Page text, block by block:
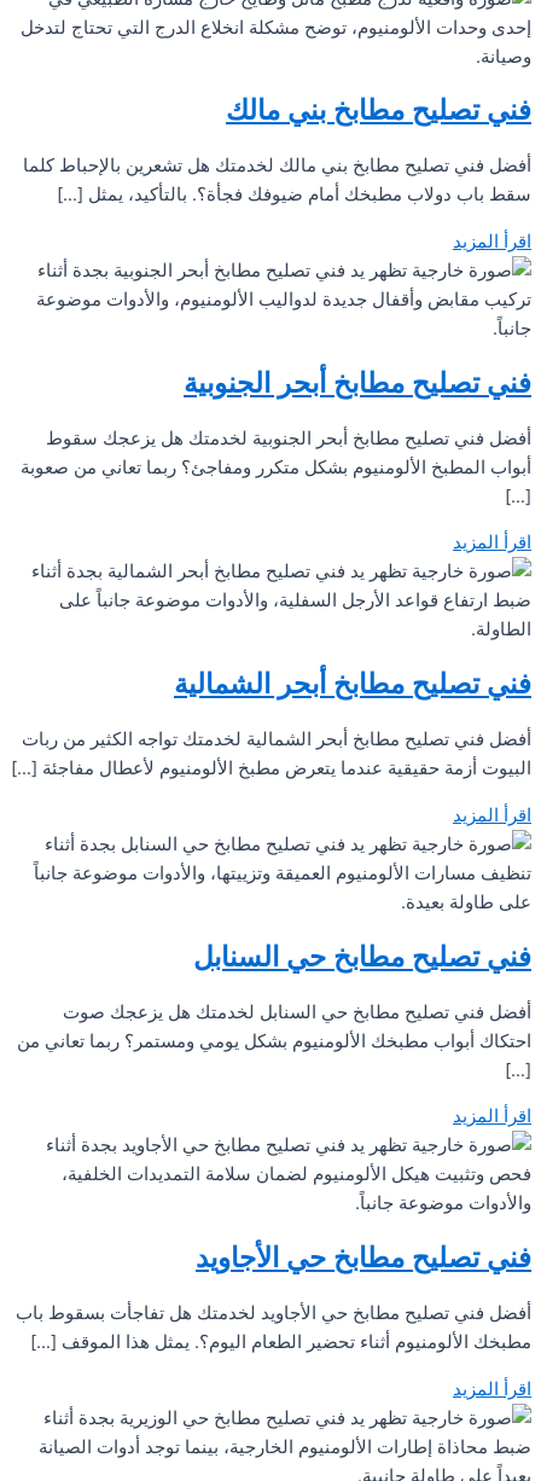
فني تصليح مطابخ بني مالك
أفضل فني تصليح مطابخ بني مالك لخدمتك هل تشعرين بالإحباط كلما
سقط باب دولاب مطبخك أمام ضيوفك فجأة؟. بالتأكيد، يمثل […]
اقرأ المزيد
فني تصليح مطابخ أبحر الجنوبية
أفضل فني تصليح مطابخ أبحر الجنوبية لخدمتك هل يزعجك سقوط
أبواب المطبخ الألومنيوم بشكل متكرر ومفاجئ؟ ربما تعاني من صعوبة
[…]
اقرأ المزيد
فني تصليح مطابخ أبحر الشمالية
أفضل فني تصليح مطابخ أبحر الشمالية لخدمتك تواجه الكثير من ربات
البيوت أزمة حقيقية عندما يتعرض مطبخ الألومنيوم لأعطال مفاجئة […]
اقرأ المزيد
فني تصليح مطابخ حي السنابل
أفضل فني تصليح مطابخ حي السنابل لخدمتك هل يزعجك صوت
احتكاك أبواب مطبخك الألومنيوم بشكل يومي ومستمر؟ ربما تعاني من
[…]
اقرأ المزيد
فني تصليح مطابخ حي الأجاويد
أفضل فني تصليح مطابخ حي الأجاويد لخدمتك هل تفاجأت بسقوط باب
مطبخك الألومنيوم أثناء تحضير الطعام اليوم؟. يمثل هذا الموقف […]
اقرأ المزيد